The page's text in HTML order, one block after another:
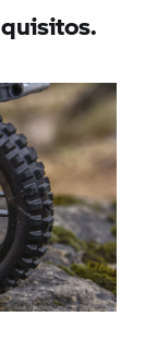
será una
modelo».